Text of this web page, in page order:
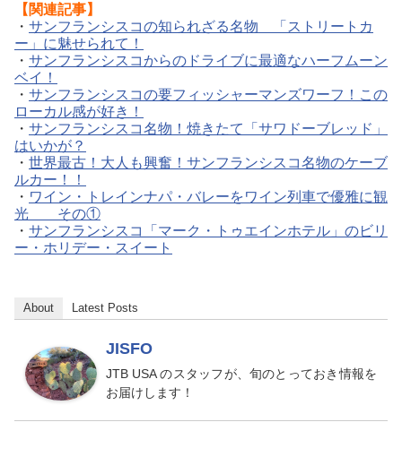
【関連記事】
・ サンフランシスコの知られざる名物 「ストリートカ
ー」に魅せられて！
・ サンフランシスコからのドライブに最適なハーフムーン
ベイ！
・ サンフランシスコの要フィッシャーマンズワーフ！この
ローカル感が好き！
・ サンフランシスコ名物！焼きたて「サワドーブレッド」
はいかが？
・ 世界最古！大人も興奮！サンフランシスコ名物のケーブ
ルカー！！
・ ワイン・トレインナパ・バレーをワイン列車で優雅に観
光 その①
・ サンフランシスコ「マーク・トゥエインホテル」のビリ
ー・ホリデー・スイート
About Latest Posts
JISFO
JTB USA のスタッフが、旬のとっておき情報を
お届けします！